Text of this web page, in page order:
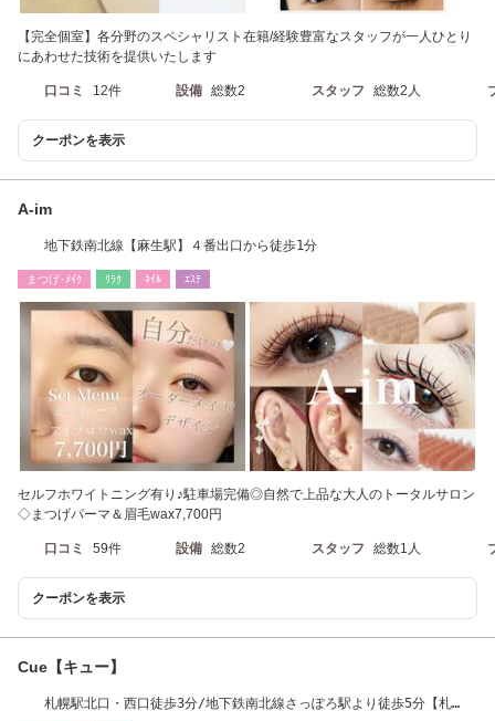
【完全個室】各分野のスペシャリスト在籍/経験豊富なスタッフが一人ひとり
にあわせた技術を提供いたします
口コミ 12件 設備 総数2 スタッフ 総数2人
クーポンを表示
A-im
地下鉄南北線【麻生駅】４番出口から徒歩1分
まつげ･ﾒｲｸ ﾘﾗｸ ﾈｲﾙ ｴｽﾃ
セルフホワイトニング有り♪駐車場完備◎自然で上品な大人のトータルサロン
◇まつげパーマ＆眉毛wax7,700円
口コミ 59件 設備 総数2 スタッフ 総数1人
クーポンを表示
Cue【キュー】
札幌駅北口・西口徒歩3分/地下鉄南北線さっぽろ駅より徒歩5分【札